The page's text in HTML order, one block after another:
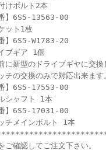
けボルト2本
番】6S5-13563-00
ット1枚
番】6S5-W1783-20
ブギア 1個
に新型のドライブギヤに交換
チの交換のみで対応出来ます
番】6S5-17553-00
シャフト 1本
番】6S5-17031-00
チメインボルト 1本
ご確認してご注文下さい。